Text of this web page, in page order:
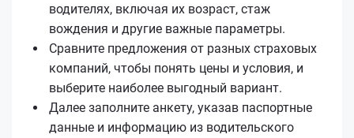
водителях, включая их возраст, стаж
вождения и другие важные параметры.
Сравните предложения от разных страховых
компаний, чтобы понять цены и условия, и
выберите наиболее выгодный вариант.
Далее заполните анкету, указав паспортные
данные и информацию из водительского